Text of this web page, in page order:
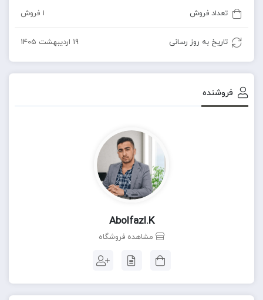
تعداد فروش 1 فروش
تاریخ به روز رسانی 19 اردیبهشت 1405
فروشنده
Abolfazl.k
مشاهده فروشگاه